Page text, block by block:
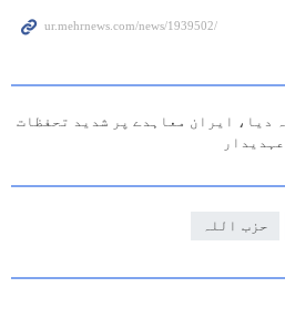
دیا، ایران معاہدے پر شدید تحفظات
حزب اللہ